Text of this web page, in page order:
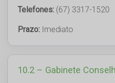
Telefones: (67) 3317-1520
Prazo: Imediato
10.2 – Gabinete